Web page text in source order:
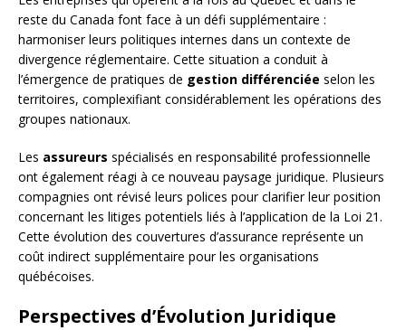
reste du Canada font face à un défi supplémentaire :
harmoniser leurs politiques internes dans un contexte de
divergence réglementaire. Cette situation a conduit à
l’émergence de pratiques de gestion différenciée selon les
territoires, complexifiant considérablement les opérations des
groupes nationaux.
Les assureurs spécialisés en responsabilité professionnelle
ont également réagi à ce nouveau paysage juridique. Plusieurs
compagnies ont révisé leurs polices pour clarifier leur position
concernant les litiges potentiels liés à l’application de la Loi 21.
Cette évolution des couvertures d’assurance représente un
coût indirect supplémentaire pour les organisations
québécoises.
Perspectives d’Évolution Juridique